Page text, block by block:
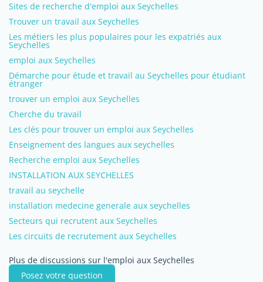
Sites de recherche d'emploi aux Seychelles
Trouver un travail aux Seychelles
Les métiers les plus populaires pour les expatriés aux
Seychelles
emploi aux Seychelles
Démarche pour étude et travail au Seychelles pour étudiant
étranger
trouver un emploi aux Seychelles
Cherche du travail
Les clés pour trouver un emploi aux Seychelles
Enseignement des langues aux seychelles
Recherche emploi aux Seychelles
INSTALLATION AUX SEYCHELLES
travail au seychelle
installation medecine generale aux seychelles
Secteurs qui recrutent aux Seychelles
Les circuits de recrutement aux Seychelles
Plus de discussions sur l'emploi aux Seychelles
Posez votre question